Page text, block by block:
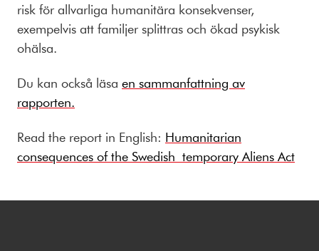
risk för allvarliga humanitära konsekvenser,
exempelvis att familjer splittras och ökad psykisk
ohälsa.
Du kan också läsa en sammanfattning av
rapporten.
Read the report in English: Humanitarian
consequences of the Swedish temporary Aliens Act